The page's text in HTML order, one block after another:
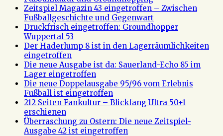
Zeitspiel Magazin 43 eingetroffen – Zwischen
Fußballgeschichte und Gegenwart
Druckfrisch eingetroffen: Groundhopper
Wuppertal 53
Der Haderlump 8 ist in den Lagerräumlichkeiten
eingetroffen
Die neue Ausgabe ist da: Sauerland-Echo 85 im
Lager eingetroffen
Die neue Doppelausgabe 95/96 vom Erlebnis
Fußball ist eingetroffen
212 Seiten Fankultur – Blickfang Ultra 50+1
erschienen
Überraschung zu Ostern: Die neue Zeitspiel-
Ausgabe 42 ist eingetroffen